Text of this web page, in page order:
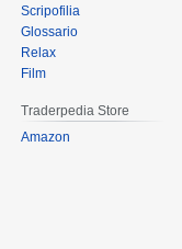
Scripofilia
Glossario
Relax
Film
Traderpedia Store
Amazon